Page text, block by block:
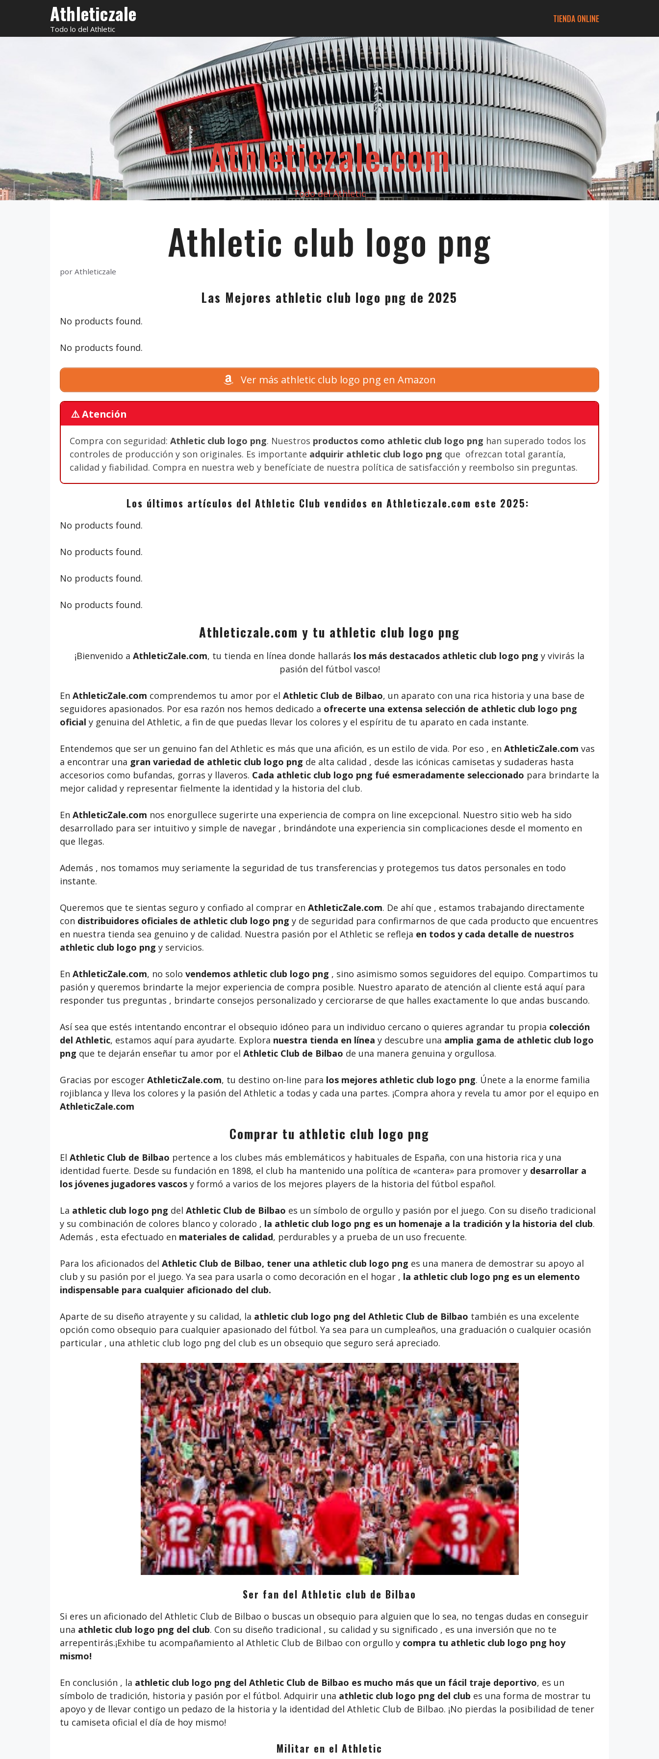
Athleticzale
Todo lo del Athletic
TIENDA ONLINE
Athleticzale.com
Todo del Athletic
Athletic club logo png
por Athleticzale
Las Mejores athletic club logo png de 2025
No products found.
No products found.
Ver más athletic club logo png en Amazon
⚠️ Atención
Compra con seguridad: Athletic club logo png. Nuestros productos como athletic club logo png han superado todos los
controles de producción y son originales. Es importante adquirir athletic club logo png que ofrezcan total garantía,
calidad y fiabilidad. Compra en nuestra web y benefíciate de nuestra política de satisfacción y reembolso sin preguntas.
Los últimos artículos del Athletic Club vendidos en Athleticzale.com este 2025:
No products found.
No products found.
No products found.
No products found.
Athleticzale.com y tu athletic club logo png
¡Bienvenido a AthleticZale.com, tu tienda en línea donde hallarás los más destacados athletic club logo png y vivirás la
pasión del fútbol vasco!
En AthleticZale.com comprendemos tu amor por el Athletic Club de Bilbao, un aparato con una rica historia y una base de
seguidores apasionados. Por esa razón nos hemos dedicado a ofrecerte una extensa selección de athletic club logo png
oficial y genuina del Athletic, a fin de que puedas llevar los colores y el espíritu de tu aparato en cada instante.
Entendemos que ser un genuino fan del Athletic es más que una afición, es un estilo de vida. Por eso , en AthleticZale.com vas
a encontrar una gran variedad de athletic club logo png de alta calidad , desde las icónicas camisetas y sudaderas hasta
accesorios como bufandas, gorras y llaveros. Cada athletic club logo png fué esmeradamente seleccionado para brindarte la
mejor calidad y representar fielmente la identidad y la historia del club.
En AthleticZale.com nos enorgullece sugerirte una experiencia de compra on line excepcional. Nuestro sitio web ha sido
desarrollado para ser intuitivo y simple de navegar , brindándote una experiencia sin complicaciones desde el momento en
que llegas.
Además , nos tomamos muy seriamente la seguridad de tus transferencias y protegemos tus datos personales en todo
instante.
Queremos que te sientas seguro y confiado al comprar en AthleticZale.com. De ahí que , estamos trabajando directamente
con distribuidores oficiales de athletic club logo png y de seguridad para confirmarnos de que cada producto que encuentres
en nuestra tienda sea genuino y de calidad. Nuestra pasión por el Athletic se refleja en todos y cada detalle de nuestros
athletic club logo png y servicios.
En AthleticZale.com, no solo vendemos athletic club logo png , sino asimismo somos seguidores del equipo. Compartimos tu
pasión y queremos brindarte la mejor experiencia de compra posible. Nuestro aparato de atención al cliente está aquí para
responder tus preguntas , brindarte consejos personalizado y cerciorarse de que halles exactamente lo que andas buscando.
Así sea que estés intentando encontrar el obsequio idóneo para un individuo cercano o quieres agrandar tu propia colección
del Athletic, estamos aquí para ayudarte. Explora nuestra tienda en línea y descubre una amplia gama de athletic club logo
png que te dejarán enseñar tu amor por el Athletic Club de Bilbao de una manera genuina y orgullosa.
Gracias por escoger AthleticZale.com, tu destino on-line para los mejores athletic club logo png. Únete a la enorme familia
rojiblanca y lleva los colores y la pasión del Athletic a todas y cada una partes. ¡Compra ahora y revela tu amor por el equipo en
AthleticZale.com
Comprar tu athletic club logo png
El Athletic Club de Bilbao pertence a los clubes más emblemáticos y habituales de España, con una historia rica y una
identidad fuerte. Desde su fundación en 1898, el club ha mantenido una política de «cantera» para promover y desarrollar a
los jóvenes jugadores vascos y formó a varios de los mejores players de la historia del fútbol español.
La athletic club logo png del Athletic Club de Bilbao es un símbolo de orgullo y pasión por el juego. Con su diseño tradicional
y su combinación de colores blanco y colorado , la athletic club logo png es un homenaje a la tradición y la historia del club.
Además , esta efectuado en materiales de calidad, perdurables y a prueba de un uso frecuente.
Para los aficionados del Athletic Club de Bilbao, tener una athletic club logo png es una manera de demostrar su apoyo al
club y su pasión por el juego. Ya sea para usarla o como decoración en el hogar , la athletic club logo png es un elemento
indispensable para cualquier aficionado del club.
Aparte de su diseño atrayente y su calidad, la athletic club logo png del Athletic Club de Bilbao también es una excelente
opción como obsequio para cualquier apasionado del fútbol. Ya sea para un cumpleaños, una graduación o cualquier ocasión
particular , una athletic club logo png del club es un obsequio que seguro será apreciado.
Ser fan del Athletic club de Bilbao
Si eres un aficionado del Athletic Club de Bilbao o buscas un obsequio para alguien que lo sea, no tengas dudas en conseguir
una athletic club logo png del club. Con su diseño tradicional , su calidad y su significado , es una inversión que no te
arrepentirás.¡Exhibe tu acompañamiento al Athletic Club de Bilbao con orgullo y compra tu athletic club logo png hoy
mismo!
En conclusión , la athletic club logo png del Athletic Club de Bilbao es mucho más que un fácil traje deportivo, es un
símbolo de tradición, historia y pasión por el fútbol. Adquirir una athletic club logo png del club es una forma de mostrar tu
apoyo y de llevar contigo un pedazo de la historia y la identidad del Athletic Club de Bilbao. ¡No pierdas la posibilidad de tener
tu camiseta oficial el día de hoy mismo!
Militar en el Athletic